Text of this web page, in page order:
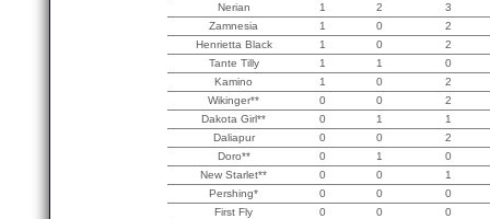
Nerian
1 2
3
Zamnesia
1 0
2
Henrietta Black
1 0
2
Tante Tilly
1 1
0
Kamino
1 0
2
Wikinger**
0 0
2
Dakota Girl**
0 1
1
Daliapur
0 0
2
Doro**
0 1
0
New Starlet**
0 0
1
Pershing*
0 0
0
First Fly
0 0
0